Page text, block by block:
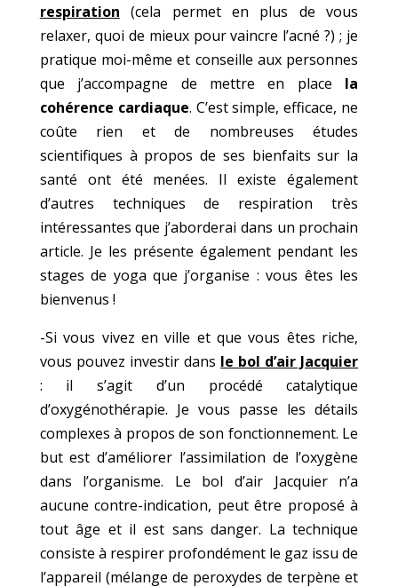
respiration (cela permet en plus de vous
relaxer, quoi de mieux pour vaincre l’acné ?) ; je
pratique moi-même et conseille aux personnes
que j’accompagne de mettre en place la
cohérence cardiaque. C’est simple, efficace, ne
coûte rien et de nombreuses études
scientifiques à propos de ses bienfaits sur la
santé ont été menées. Il existe également
d’autres techniques de respiration très
intéressantes que j’aborderai dans un prochain
article. Je les présente également pendant les
stages de yoga que j’organise : vous êtes les
bienvenus !
-Si vous vivez en ville et que vous êtes riche,
vous pouvez investir dans le bol d’air Jacquier
: il s’agit d’un procédé catalytique
d’oxygénothérapie. Je vous passe les détails
complexes à propos de son fonctionnement. Le
but est d’améliorer l’assimilation de l’oxygène
dans l’organisme. Le bol d’air Jacquier n’a
aucune contre-indication, peut être proposé à
tout âge et il est sans danger. La technique
consiste à respirer profondément le gaz issu de
l’appareil (mélange de peroxydes de terpène et